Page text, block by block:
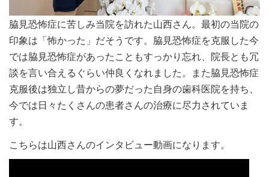
脇見恐怖症に苦しみ当院を訪れた山西さん。最初の当院の
印象は「怖かった」だそうです。脇見恐怖症を克服した今
では脇見恐怖症があったこともすっかり忘れ、院長とも冗
談を言い合えるぐらい仲良くなれました。また脇見恐怖症
克服後は独立し昔からの夢だった自身の歯科医院を持ち、
今では日々たくさんの患者さんの治療に尽力されていま
す。
こちらは山西さんのインタビュー動画になります。